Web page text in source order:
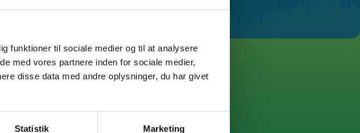
funktioner til sociale medier og til at analysere
med vores partnere inden for sociale medier,
disse data med andre oplysninger, du har givet
Statistik Marketing